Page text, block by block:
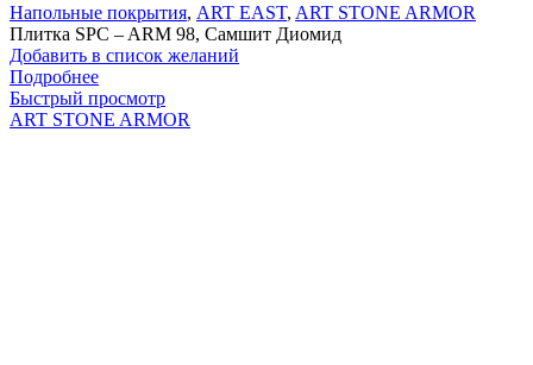
Напольные покрытия, ART EAST, ART STONE ARMOR
Плитка SPC – ARM 98, Самшит Диомид
Добавить в список желаний
Подробнее
Быстрый просмотр
ART STONE ARMOR